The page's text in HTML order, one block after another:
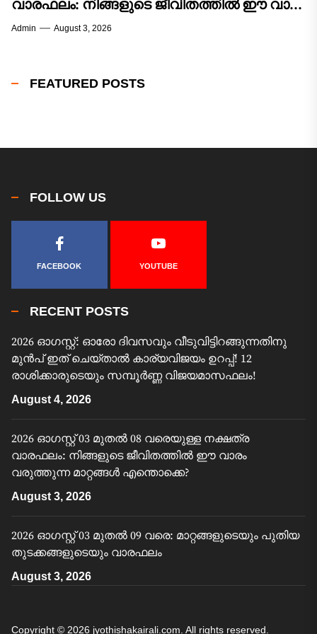
വാരഫലം: നിങ്ങളുടെ ജീവിതത്തിൽ ഈ വാരം
വരുത്തുന്ന മാറ്റങ്ങൾ എന്തൊക്കെ?
Admin August 3, 2026
FEATURED POSTS
FOLLOW US
FACEBOOK YOUTUBE
RECENT POSTS
2026 ഓഗസ്റ്റ്: ഓരോ ദിവസവും വീടുവിട്ടിറങ്ങുന്നതിനു
മുൻപ് ഇത് ചെയ്താൽ കാര്യവിജയം ഉറപ്പ്! 12
രാശിക്കാരുടെയും സമ്പൂർണ്ണ വിജയമാസഫലം!
August 4, 2026
2026 ഓഗസ്റ്റ് 03 മുതൽ 08 വരെയുള്ള നക്ഷത്ര
വാരഫലം: നിങ്ങളുടെ ജീവിതത്തിൽ ഈ വാരം
വരുത്തുന്ന മാറ്റങ്ങൾ എന്തൊക്കെ?
August 3, 2026
2026 ഓഗസ്റ്റ് 03 മുതൽ 09 വരെ: മാറ്റങ്ങളുടെയും പുതിയ
തുടക്കങ്ങളുടെയും വാരഫലം
August 3, 2026
Copyright © 2026 jyothishakairali.com. All rights reserved.